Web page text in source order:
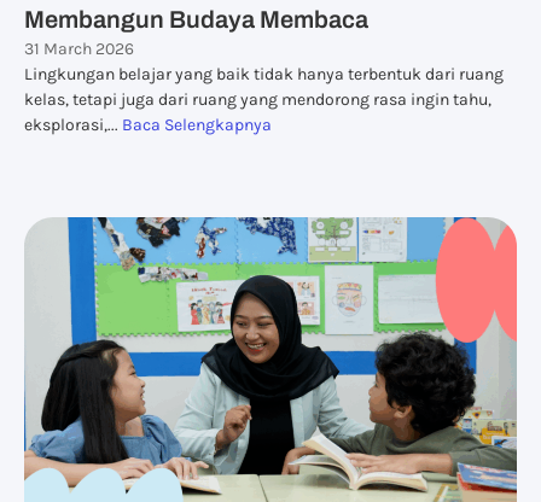
Membangun Budaya Membaca
31 March 2026
Lingkungan belajar yang baik tidak hanya terbentuk dari ruang
kelas, tetapi juga dari ruang yang mendorong rasa ingin tahu,
eksplorasi,... Baca Selengkapnya